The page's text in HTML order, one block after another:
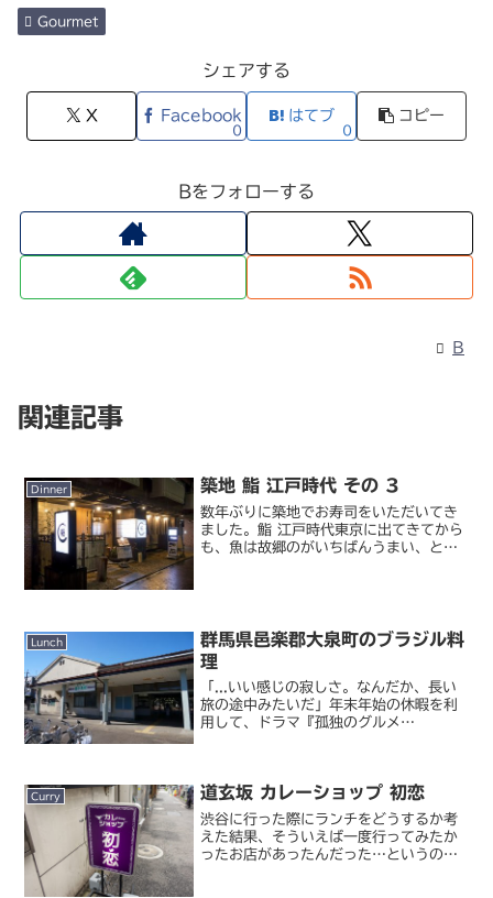
Gourmet
シェアする
X Facebook
0
はてブ
0
コピー
Bをフォローする
B
関連記事
Dinner 築地 鮨 江戸時代 その 3
数年ぶりに築地でお寿司をいただいてき
ました。鮨 江戸時代東京に出てきてから
も、魚は故郷のがいちばんうまい、と思
Lunch
群馬県邑楽郡大泉町のブラジル料
理
「...いい感じの寂しさ。なんだか、長い
旅の途中みたいだ」年末年始の休暇を利
用して、ドラマ『孤独のグルメ
てきました。都心か...
Curry 道玄坂 カレーショップ 初恋
渋谷に行った際にランチをどうするか考
えた結果、そういえば一度行ってみたか
ったお店があったんだった…というのを